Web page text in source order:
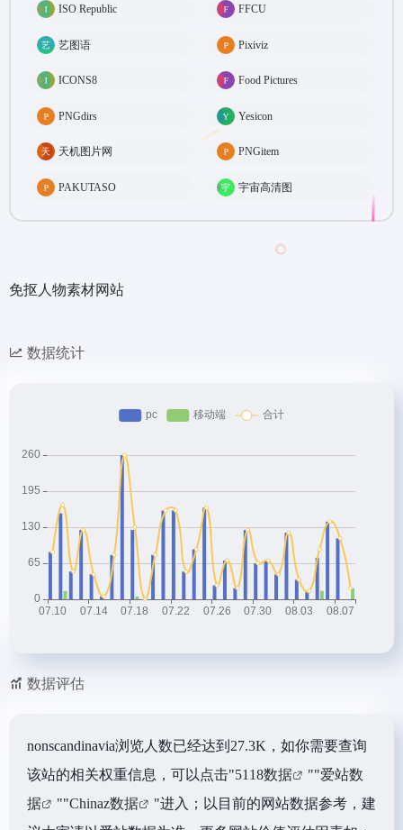
ISO Republic FFCU
艺图语 Pixiviz
ICONS8 Food Pictures
PNGdirs Yesicon
天机图片网 PNGitem
PAKUTASO 宇宙高清图
免抠人物素材网站
数据统计
数据评估
nonscandinavia浏览人数已经达到27.3K，如你需要查询
该站的相关权重信息，可以点击"5118数据 ""爱站数
据
""Chinaz数据
"进入；以目前的网站数据参考，建